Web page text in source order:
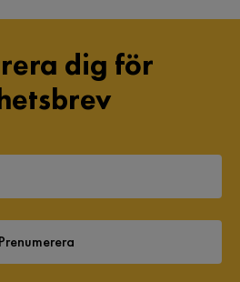
dig för
Prenumerera